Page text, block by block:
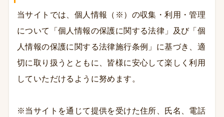
当サイトでは、個人情報（※）の収集・利用・管理
について「個人情報の保護に関する法律」及び「個
人情報の保護に関する法律施行条例」に基づき、適
切に取り扱うとともに、皆様に安心して楽しく利用
していただけるように努めます。
※当サイトを通じて提供を受けた住所、氏名、電話